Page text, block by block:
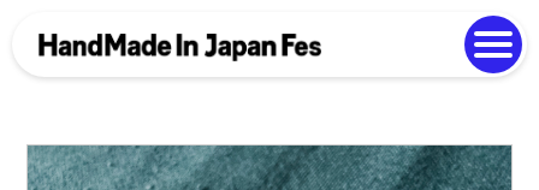
Photo Gallery
EN 中文